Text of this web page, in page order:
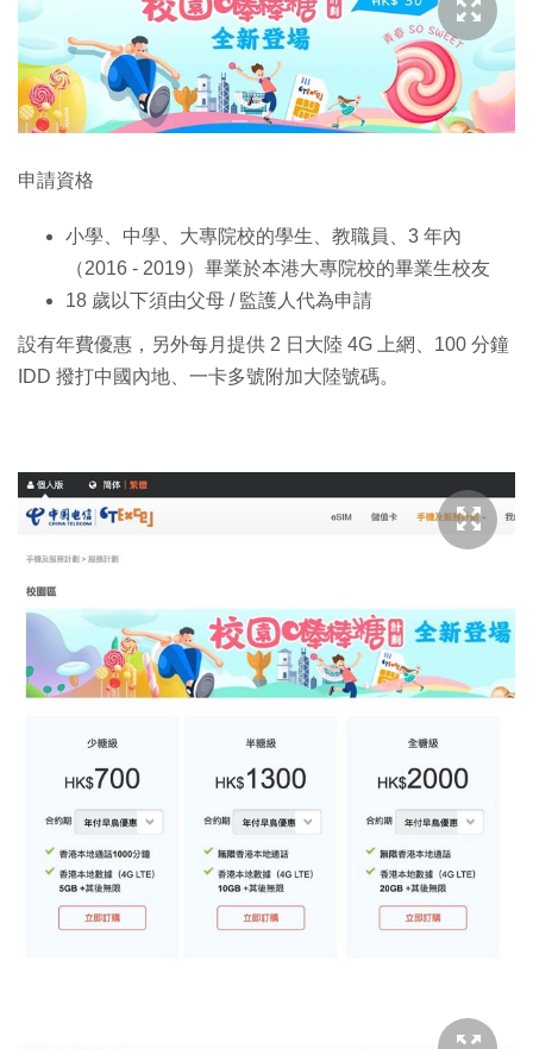
申請資格
小學、中學、大專院校的學生、教職員、3 年內
（2016 - 2019）畢業於本港大專院校的畢業生校友
18 歲以下須由父母 / 監護人代為申請
設有年費優惠，另外每月提供 2 日大陸 4G 上網、100 分鐘
IDD 撥打中國內地、一卡多號附加大陸號碼。